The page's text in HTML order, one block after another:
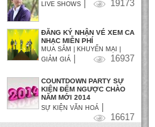
LIVE SHOWS 19173
ĐĂNG KÝ NHẬN VÉ XEM CA
NHẠC MIỄN PHÍ
MUA SẮM | KHUYẾN MẠI |
GIẢM GIÁ
16937
COUNTDOWN PARTY SỰ
KIỆN ĐẾM NGƯỢC CHÀO
NĂM MỚI 2014
SỰ KIỆN VĂN HOÁ
16617